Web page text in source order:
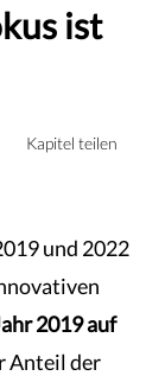
ist
Kapitel teilen
und 2022
2019 auf
Anteil der